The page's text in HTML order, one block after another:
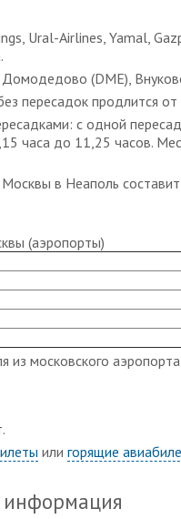
Ural-Airlines, Yamal,
(DME),
пересадок продлится
с одной
часа до 11,25 часов.
в Неаполь
(аэропорты)
из московского
или горящие